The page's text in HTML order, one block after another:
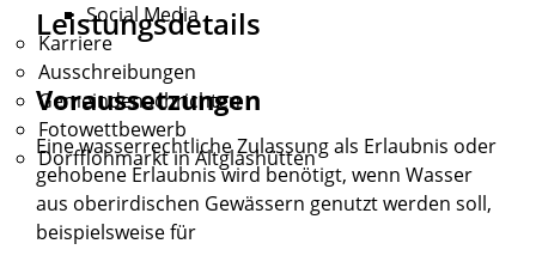
Social Media
Karriere
Ausschreibungen
Gemeindenachrichten
Fotowettbewerb
Dorfflohmarkt in Altglashütten
Leistungsdetails
Voraussetzungen
Eine wasserrechtliche Zulassung als Erlaubnis oder
gehobene Erlaubnis wird benötigt, wenn Wasser
aus oberirdischen Gewässern genutzt werden soll,
beispielsweise für